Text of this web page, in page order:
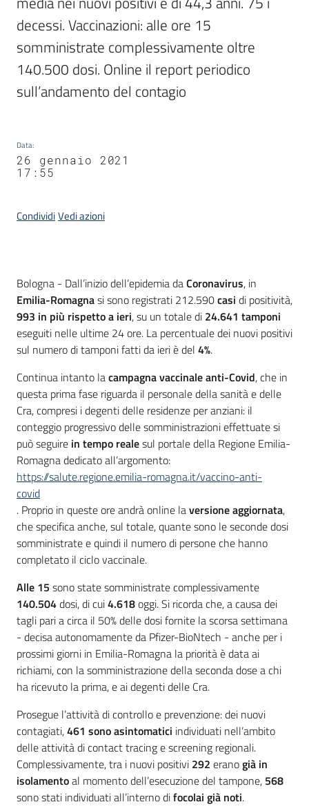
decessi. Vaccinazioni: alle ore 15
somministrate complessivamente oltre
140.500 dosi. Online il report periodico
sull’andamento del contagio
Data:
26 gennaio 2021
17:55
CondividiVedi azioni
Contenuto
Bologna - Dall’inizio dell’epidemia daCoronavirus, in
Emilia-Romagnasi sono registrati 212.590casi di positività,
993 in più rispetto a ieri, su un totale di 24.641 tamponi
eseguiti nelle ultime 24 ore. La percentuale dei nuovi positivi
sul numero di tamponi fatti da ieri è del 4%.
Continua intanto lacampagna vaccinale anti-Covid, che in
questa prima fase riguarda il personale della sanità e delle
Cra, compresi i degenti delle residenze per anziani: il
conteggio progressivo delle somministrazioni effettuate si
può seguire in tempo realesul portale della Regione Emilia-
Romagna dedicato all’argomento:
https://salute.regione.emilia-romagna.it/vaccino-anti-
covid
. Proprio in queste ore andrà online laversione aggiornata,
che specifica anche, sul totale, quante sono le seconde dosi
somministrate e quindi il numero di persone che hanno
completato il ciclo vaccinale.
Alle 15 sono state somministrate complessivamente
140.504dosi, di cui4.618oggi. Si ricorda che, a causa dei
tagli pari a circa il 50% delle dosi fornite la scorsa settimana
- decisa autonomamente da Pfizer-BioNtech - anche per i
prossimi giorni in Emilia-Romagna la priorità è data ai
richiami, con la somministrazione della seconda dose a chi
ha ricevuto la prima, e ai degenti delle Cra.
Prosegue l’attività di controllo e prevenzione: dei nuovi
contagiati,461 sono asintomatici individuati nell’ambito
delle attività di contact tracing e screening regionali.
Complessivamente, tra i nuovi positivi 292 eranogià in
isolamentoal momento dell’esecuzione del tampone, 568
sono stati individuati all’interno difocolai già noti.